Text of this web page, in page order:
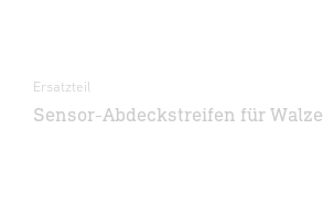
Ersatzteil
Sensor-Abdeckstreifen für